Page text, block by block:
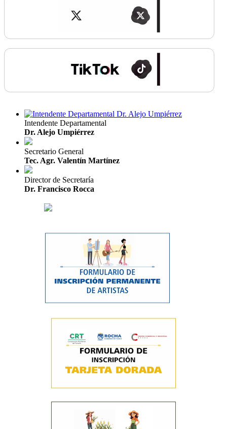
Intendente Departamental
Dr. Alejo Umpiérrez
Secretario General
Tec. Agr. Valentín Martínez
Director de Secretaría
Dr. Francisco Rocca